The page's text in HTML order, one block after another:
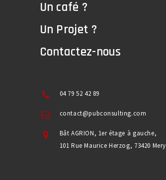
Un café ?
Un Projet ?
Contactez-nous
04 79 52 42 89
contact@pubconsulting.com
Bât AGRION, 1er étage à gauche,
101 Rue Maurice Herzog, 73420 Mery